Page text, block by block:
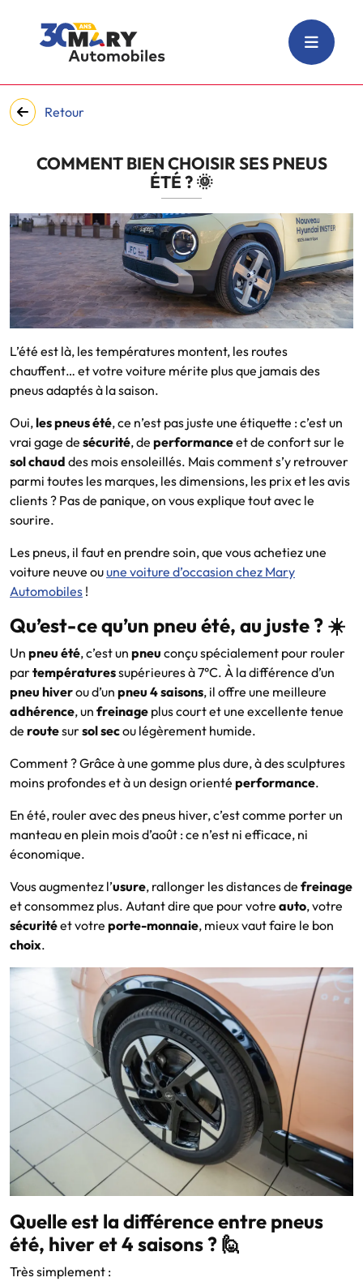
Retour
COMMENT BIEN CHOISIR SES PNEUS
ÉTÉ ? 🌞
L’été est là, les températures montent, les routes
chauffent… et votre voiture mérite plus que jamais des
pneus adaptés à la saison.
Oui,les pneus été, ce n’est pas juste une étiquette : c’est un
vrai gage de sécurité, de performanceet de confort sur le
sol chaud des mois ensoleillés. Mais comment s’y retrouver
parmi toutes les marques, les dimensions, les prix et les avis
clients ? Pas de panique, on vous explique tout avec le
sourire.
Les pneus, il faut en prendre soin, que vous achetiez une
voiture neuve ouune voiture d’occasion chez Mary
Automobiles !
Qu’est-ce qu’un pneu été, au juste ? ☀️
Un pneu été, c’est un pneu conçu spécialement pour rouler
partempératuressupérieures à 7°C. À la différence d’un
pneu hiverou d’un pneu 4 saisons, il offre une meilleure
adhérence, un freinage plus court et une excellente tenue
de routesursol secou légèrement humide.
Comment ? Grâce à une gomme plus dure, à des sculptures
moins profondes et à un design orienté performance.
En été, rouler avec des pneus hiver, c’est comme porter un
manteau en plein mois d’août : ce n’est ni efficace, ni
économique.
Vous augmentez l’usure, rallonger les distances de freinage
et consommez plus. Autant dire que pour votre auto, votre
sécuritéet votre porte-monnaie, mieux vaut faire le bon
choix.
Quelle est la différence entre pneus
été, hiver et 4 saisons ? 🙋
Très simplement :